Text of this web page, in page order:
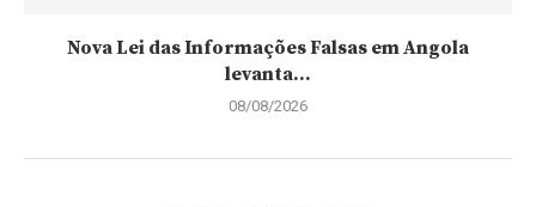
Nova Lei das Informações Falsas em Angola
levanta...
08/08/2026